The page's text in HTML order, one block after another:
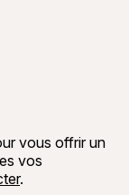
vous offrir un
vos
.